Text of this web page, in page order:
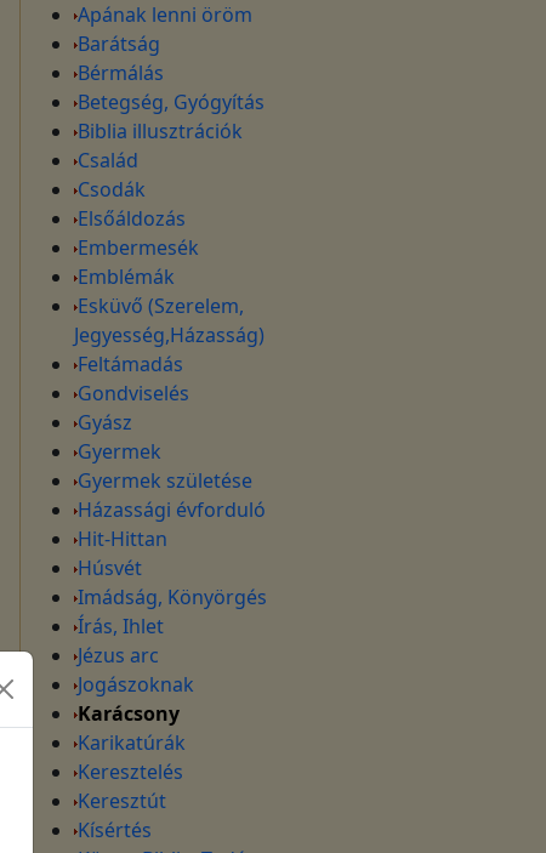
Apának lenni öröm
Barátság
Bérmálás
Betegség, Gyógyítás
Biblia illusztrációk
Család
Csodák
Elsőáldozás
Embermesék
Emblémák
Esküvő (Szerelem,
Jegyesség,Házasság)
Feltámadás
Gondviselés
Gyász
Gyermek
Gyermek születése
Házassági évforduló
Hit-Hittan
Húsvét
Imádság, Könyörgés
Írás, Ihlet
Jézus arc
Jogászoknak
Karácsony
Karikatúrák
Keresztelés
Keresztút
Kísértés